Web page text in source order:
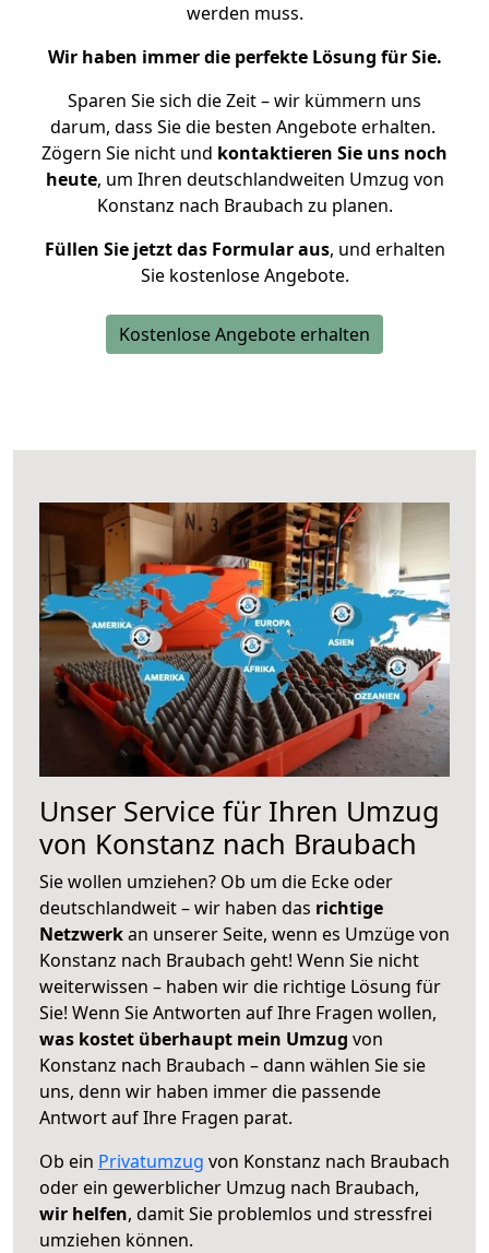
werden muss.
Wir haben immer die perfekte Lösung für Sie.
Sparen Sie sich die Zeit – wir kümmern uns
darum, dass Sie die besten Angebote erhalten.
Zögern Sie nicht und kontaktieren Sie uns noch
heute, um Ihren deutschlandweiten Umzug von
Konstanz nach Braubach zu planen.
Füllen Sie jetzt das Formular aus, und erhalten
Sie kostenlose Angebote.
Kostenlose Angebote erhalten
Unser Service für Ihren Umzug
von Konstanz nach Braubach
Sie wollen umziehen? Ob um die Ecke oder
deutschlandweit – wir haben das richtige
Netzwerkan unserer Seite, wenn es Umzüge von
Konstanz nach Braubach geht! Wenn Sie nicht
weiterwissen – haben wir die richtige Lösung für
Sie! Wenn Sie Antworten auf Ihre Fragen wollen,
was kostet überhaupt mein Umzug von
Konstanz nach Braubach – dann wählen Sie sie
uns, denn wir haben immer die passende
Antwort auf Ihre Fragen parat.
Ob ein Privatumzug von Konstanz nach Braubach
oder ein gewerblicher Umzug nach Braubach,
wir helfen, damit Sie problemlos und stressfrei
umziehen können.